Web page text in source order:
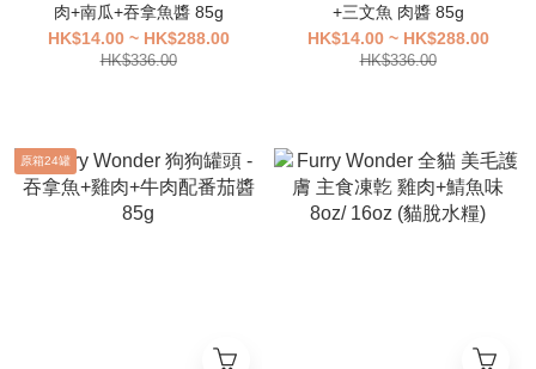
肉+南瓜+吞拿魚醬 85g
HK$14.00 ~ HK$288.00
HK$336.00
+三文魚 肉醬 85g
HK$14.00 ~ HK$288.00
HK$336.00
原箱24罐